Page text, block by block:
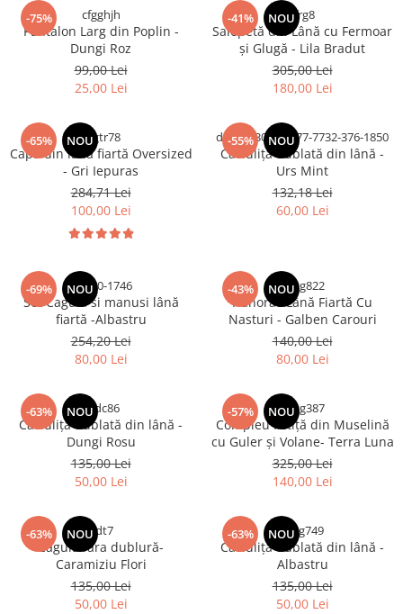
-75% cfgghjh
Pantalon Larg din Poplin -
Dungi Roz
99,00 Lei
25,00 Lei
-41% NOUrfrg8
Salopetă din Lână cu Fermoar
și Glugă - Lila Bradut
305,00 Lei
180,00 Lei
-65% NOUdrgtr78
Capă din lână fiartă Oversized
- Gri Iepuras
284,71 Lei
100,00 Lei
-55% NOU
dvfs83-3020-4877-7732-376-1850
Caciuliță dublată din lână -
Urs Mint
132,18 Lei
60,00 Lei
-69% NOU
ygyjk0-1746
Set Cagulă si manusi lână
fiartă -Albastru
254,20 Lei
80,00 Lei
-43% NOUgrftg822
Hanorac Lână Fiartă Cu
Nasturi - Galben Carouri
140,00 Lei
80,00 Lei
-63% NOUcvdc86
Caciuliță dublată din lână -
Dungi Rosu
135,00 Lei
50,00 Lei
-57% NOUvbvg387
Compleu Fetiță din Muselină
cu Guler și Volane- Terra Luna
325,00 Lei
140,00 Lei
-63% NOUddt7
Cagulă fara dublură-
Caramiziu Flori
135,00 Lei
50,00 Lei
-63% NOUdcsg749
Caciuliță dublată din lână -
Albastru
135,00 Lei
50,00 Lei